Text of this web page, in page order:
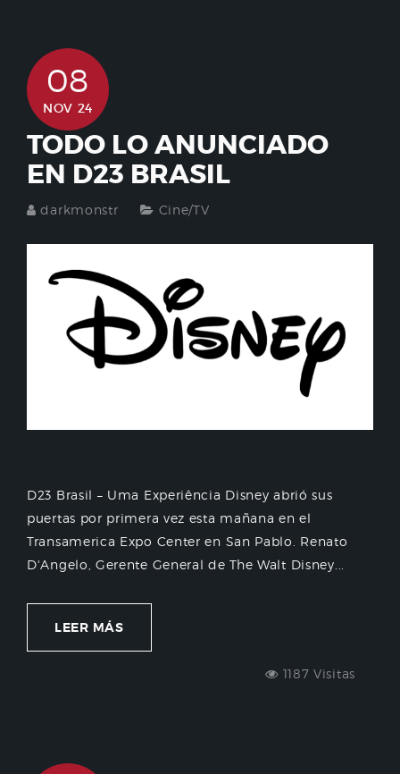
08
NOV 24
TODO LO ANUNCIADO
EN D23 BRASIL
darkmonstr Cine/TV
D23 Brasil – Uma Experiência Disney abrió sus
puertas por primera vez esta mañana en el
Transamerica Expo Center en San Pablo. Renato
D'Angelo, Gerente General de The Walt Disney...
LEER MÁS
1187 Visitas